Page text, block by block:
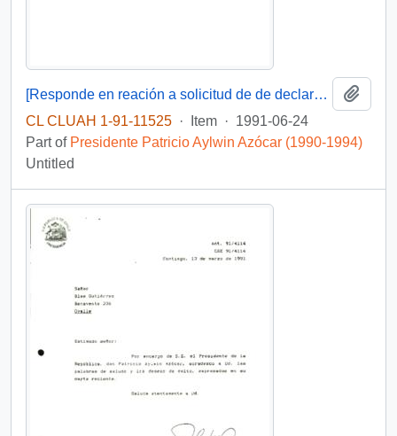
[Responde en reación a solicitud de de declarar zona de catástrofe al Canal Melado]
CL CLUAH 1-91-11525 · Item · 1991-06-24
Part of Presidente Patricio Aylwin Azócar (1990-1994)
Untitled